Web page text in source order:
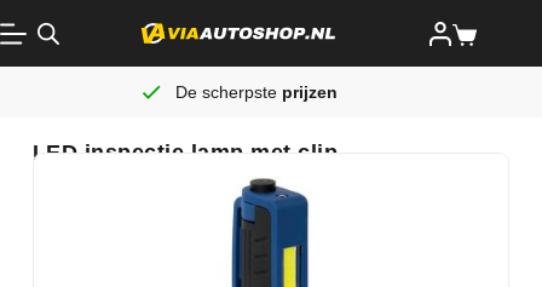
De scherpste prijzen
LED inspectie lamp met clip